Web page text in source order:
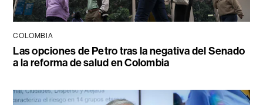
COLOMBIA
Las opciones de Petro tras la negativa del Senado
a la reforma de salud en Colombia